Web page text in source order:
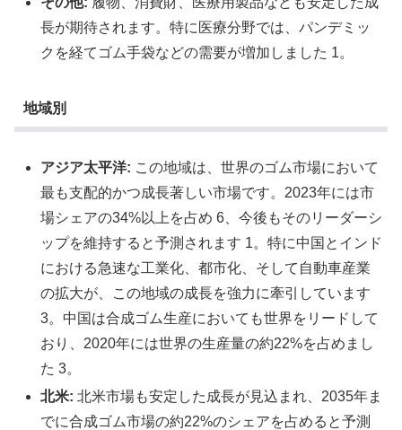
長が期待されます。特に医療分野では、パンデミッ
クを経てゴム手袋などの需要が増加しました 1。
地域別
アジア太平洋: この地域は、世界のゴム市場において
最も支配的かつ成長著しい市場です。2023年には市
場シェアの34%以上を占め 6、今後もそのリーダーシ
ップを維持すると予測されます 1。特に中国とインド
における急速な工業化、都市化、そして自動車産業
の拡大が、この地域の成長を強力に牽引しています
3。中国は合成ゴム生産においても世界をリードして
おり、2020年には世界の生産量の約22%を占めまし
た 3。
北米: 北米市場も安定した成長が見込まれ、2035年ま
でに合成ゴム市場の約22%のシェアを占めると予測